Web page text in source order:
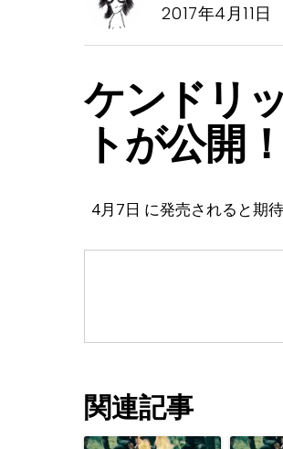
2017年4月11日
ケンドリ
トが公開
4月7日 に発売されると期
関連記事